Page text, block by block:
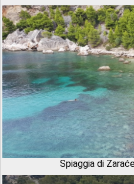
Spiaggia di